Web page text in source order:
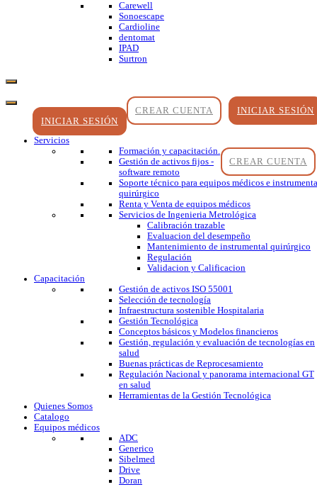
Carewell
Sonoescape
Cardioline
dentomat
IPAD
Surtron
INICIAR SESIÓN
CREAR CUENTA
INICIAR SESIÓN
CREAR CUENTA
Servicios
Formación y capacitación.
Gestión de activos fijos -
software remoto
Soporte técnico para equipos médicos e
quirúrgico
Renta y Venta de equipos médicos
Servicios de Ingenieria Metrológica
Calibración trazable
Evaluacion del desempeño
Mantenimiento de instrumental quirúrgico
Regulación
Validacion y Calificacion
Capacitación
Gestión de activos ISO 55001
Selección de tecnología
Infraestructura sostenible Hospitalaria
Gestión Tecnológica
Conceptos básicos y Modelos financieros
Gestión, regulación y evaluación de tecnologías en
salud
Buenas prácticas de Reprocesamiento
Regulación Nacional y panorama internacional GT
en salud
Herramientas de la Gestión Tecnológica
Quienes Somos
Catalogo
Equipos médicos
ADC
Generico
Sibelmed
Drive
Doran